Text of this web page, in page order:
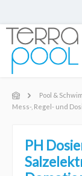
Pool &
Mess-, Regel- und
PH